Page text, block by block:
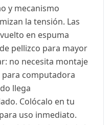
y mecanismo
la tensión. Las
en espuma
pellizco para mayor
no necesita montaje
computadora
llega
Colócalo en tu
uso inmediato.